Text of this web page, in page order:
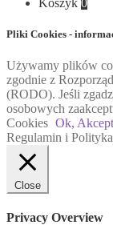
Pliki Cookies -
Używamy plików
zgodnie z
(RODO). Jeśli
osobowych
Cookies Ok,
Regulamin i
Close
Privacy Overview